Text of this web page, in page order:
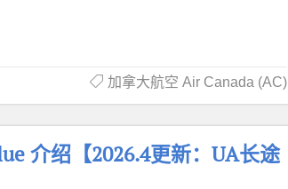
加拿大航空 Air Canada (AC)
介绍【2026.4更新：UA长途